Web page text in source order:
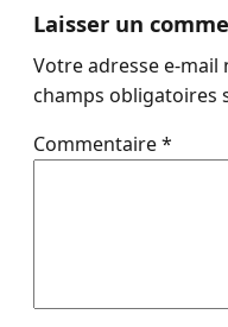
Laisser un
Votre adresse e-mail
champs obligatoires
Commentaire*